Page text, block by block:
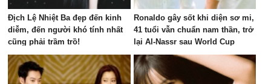
Địch Lệ Nhiệt Ba đẹp đến kinh
diễm, đến người khó tính nhất
cũng phải trầm trồ!
Ronaldo gây sốt khi diện sơ mi,
41 tuổi vẫn chuẩn nam thần, trở
lại Al-Nassr sau World Cup